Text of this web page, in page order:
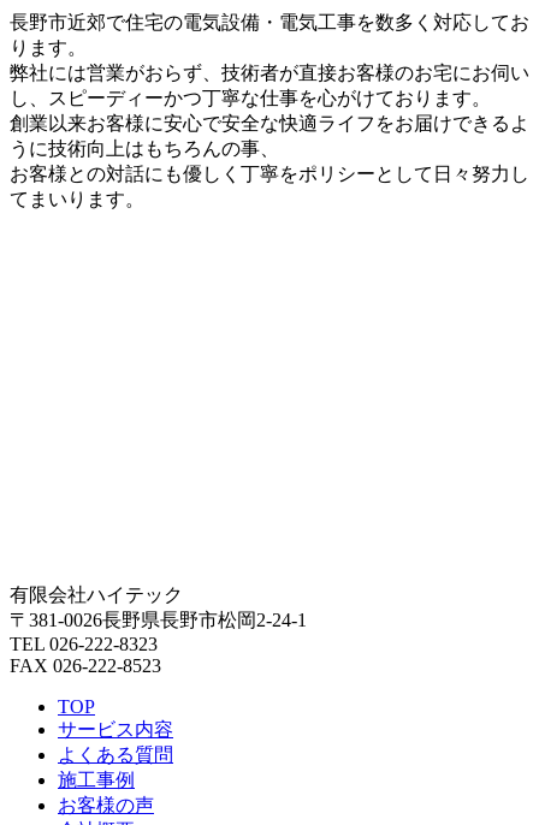
長野市近郊で住宅の電気設備・電気工事を数多く対応してお
ります。
弊社には営業がおらず、技術者が直接お客様のお宅にお伺い
し、スピーディーかつ丁寧な仕事を心がけております。
創業以来お客様に安心で安全な快適ライフをお届けできるよ
うに技術向上はもちろんの事、
お客様との対話にも優しく丁寧をポリシーとして日々努力し
てまいります。
有限会社ハイテック
〒381-0026長野県長野市松岡2-24-1
TEL 026-222-8323
FAX 026-222-8523
TOP
サービス内容
よくある質問
施工事例
お客様の声